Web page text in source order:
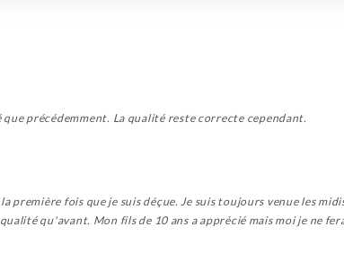
précédemment. La qualité reste correcte cependant.
première fois que je suis déçue. Je suis toujours venue les
qu'avant. Mon fils de 10 ans a apprécié mais moi je ne